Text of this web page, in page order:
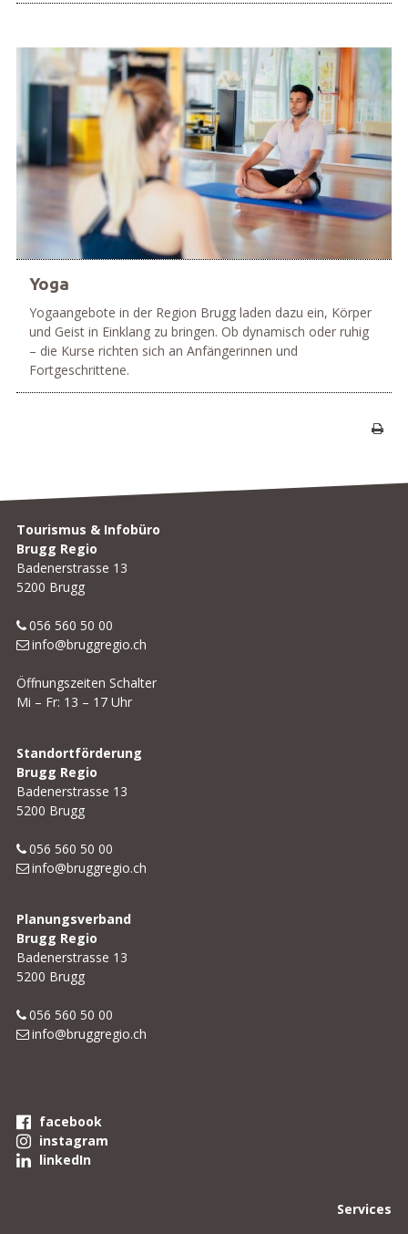
Yoga
Yogaangebote in der Region Brugg laden dazu ein, Körper
und Geist in Einklang zu bringen. Ob dynamisch oder ruhig
– die Kurse richten sich an Anfängerinnen und
Fortgeschrittene.
mehr
Footer
Tourismus & Infobüro
Brugg Regio
Badenerstrasse 13
5200 Brugg
056 560 50 00
info@bruggregio.ch
Öffnungszeiten Schalter
Mi – Fr: 13 – 17 Uhr
Standortförderung
Brugg Regio
Badenerstrasse 13
5200 Brugg
056 560 50 00
info@bruggregio.ch
Planungsverband
Brugg Regio
Badenerstrasse 13
5200 Brugg
056 560 50 00
info@bruggregio.ch
facebook
instagram
linkedIn
Services